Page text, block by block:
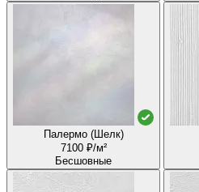
Палермо (Шелк)
7100 ₽/м²
Бесшовные